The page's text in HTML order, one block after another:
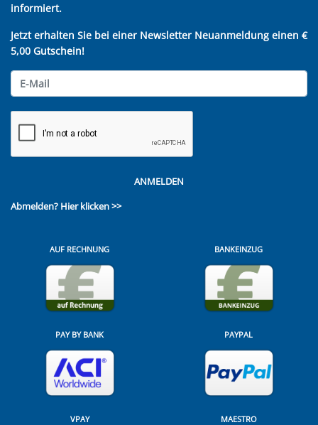
informiert.
Jetzt erhalten Sie bei einer Newsletter Neuanmeldung einen €
5,00 Gutschein!
ANMELDEN
Abmelden? Hier klicken >>
AUF RECHNUNG BANKEINZUG
PAY BY BANK PAYPAL
VPAY MAESTRO